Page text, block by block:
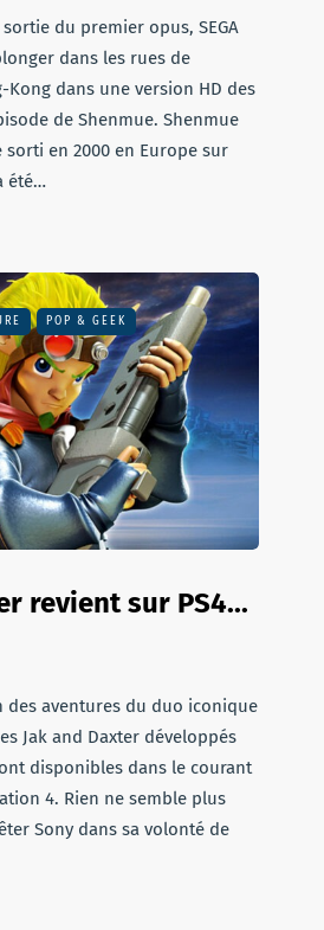
du premier opus, SEGA
dans les rues de
Kong dans une version HD des
de Shenmue. Shenmue
sorti en 2000 en Europe sur
été…
POP & GEEK
revient sur PS4...
aventures du duo iconique
Jak and Daxter développés
disponibles dans le courant
4. Rien ne semble plus
Sony dans sa volonté de